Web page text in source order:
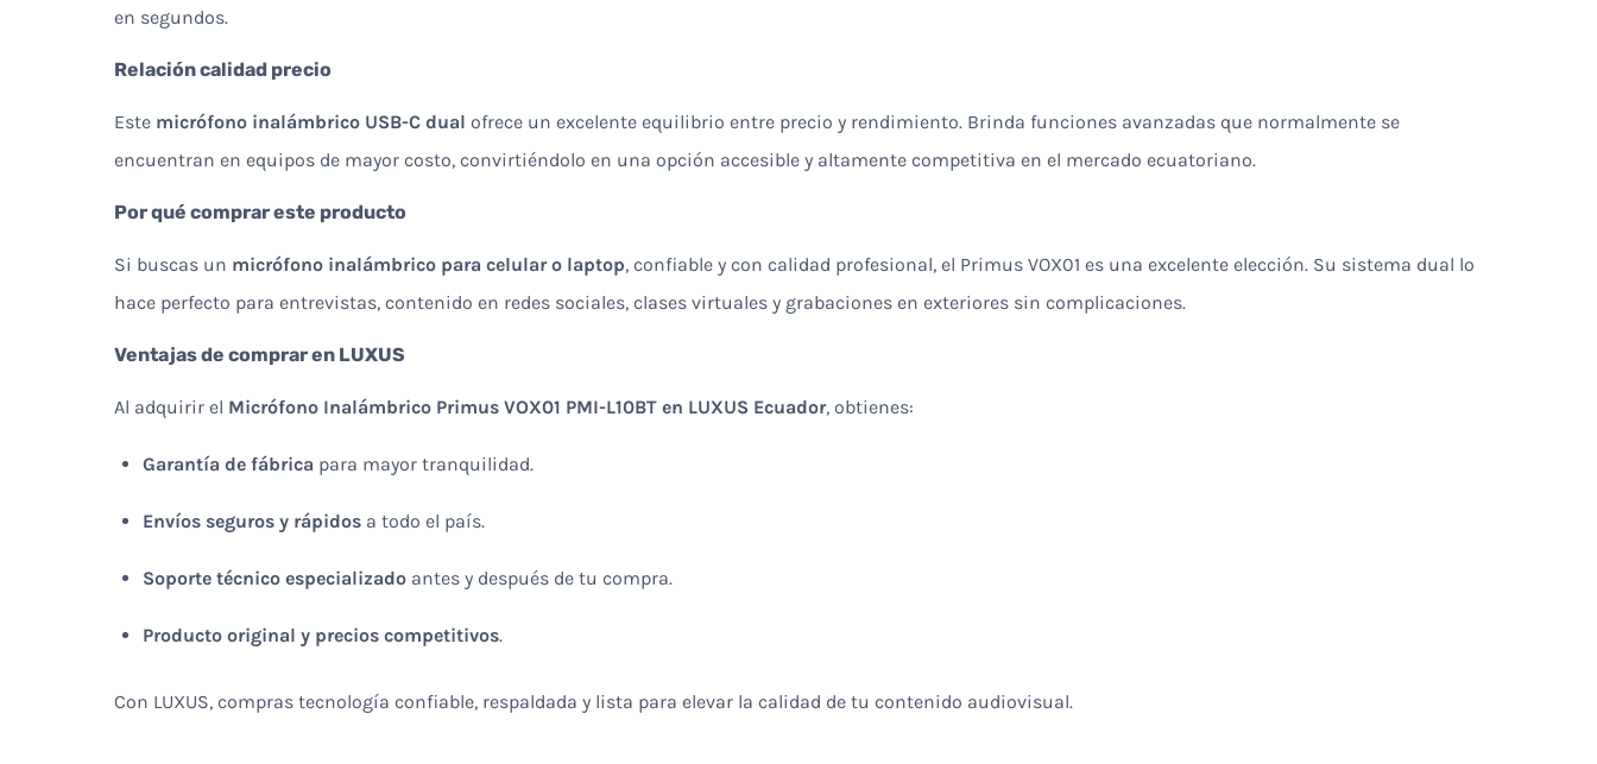
en segundos.
Relación calidad precio
Este micrófono inalámbrico USB-C dual ofrece un excelente equilibrio entre precio y rendimiento. Brinda funciones avanzadas que normalmente se
encuentran en equipos de mayor costo, convirtiéndolo en una opción accesible y altamente competitiva en el mercado ecuatoriano.
Por qué comprar este producto
Si buscas un micrófono inalámbrico para celular o laptop, confiable y con calidad profesional, el Primus VOX01 es una excelente elección. Su sistema dual lo
hace perfecto para entrevistas, contenido en redes sociales, clases virtuales y grabaciones en exteriores sin complicaciones.
Ventajas de comprar en LUXUS
Al adquirir el Micrófono Inalámbrico Primus VOX01 PMI-L10BT en LUXUS Ecuador, obtienes:
Garantía de fábrica para mayor tranquilidad.
Envíos seguros y rápidos a todo el país.
Soporte técnico especializado antes y después de tu compra.
Producto original y precios competitivos.
Con LUXUS, compras tecnología confiable, respaldada y lista para elevar la calidad de tu contenido audiovisual.